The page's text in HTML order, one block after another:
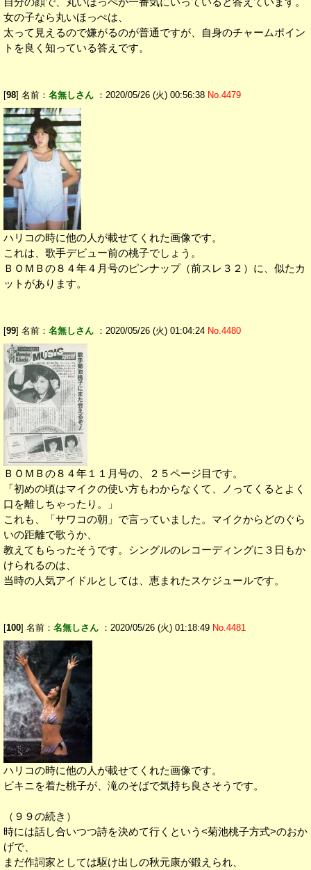
女の子なら丸いほっぺは、
太って見えるので嫌がるのが普通ですが、自身のチャームポイン
トを良く知っている答えです。
[98] 名前： 名無しさん ：2020/05/26 (火) 00:56:38 No.4479
ハリコの時に他の人が載せてくれた画像です。
これは、歌手デビュー前の桃子でしょう。
ＢＯＭＢの８４年４月号のピンナップ（前スレ３２）に、似たカ
ットがあります。
[99] 名前： 名無しさん ：2020/05/26 (火) 01:04:24 No.4480
ＢＯＭＢの８４年１１月号の、２５ページ目です。
「初めの頃はマイクの使い方もわからなくて、ノってくるとよく
口を離しちゃったり。」
これも、「サワコの朝」で言っていました。マイクからどのぐら
いの距離で歌うか、
教えてもらったそうです。シングルのレコーディングに３日もか
けられるのは、
当時の人気アイドルとしては、恵まれたスケジュールです。
[100] 名前： 名無しさん ：2020/05/26 (火) 01:18:49 No.4481
ハリコの時に他の人が載せてくれた画像です。
ビキニを着た桃子が、滝のそばで気持ち良さそうです。
（９９の続き）
時には話し合いつつ詩を決めて行くという<菊池桃子方式>のおか
げで、
まだ作詞家としては駆け出しの秋元康が鍛えられ、